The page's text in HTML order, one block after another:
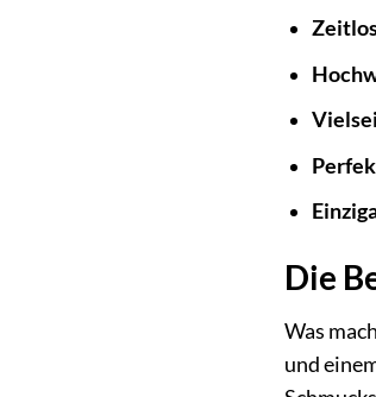
Die
Was
und